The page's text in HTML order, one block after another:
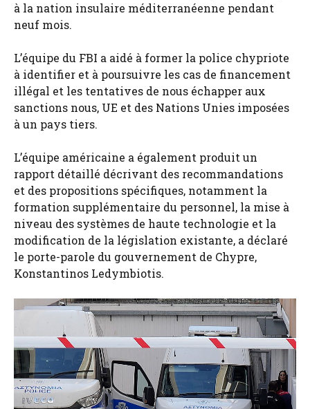
à la nation insulaire méditerranéenne pendant
neuf mois.
L’équipe du FBI a aidé à former la police chypriote
à identifier et à poursuivre les cas de financement
illégal et les tentatives de nous échapper aux
sanctions nous, UE et des Nations Unies imposées
à un pays tiers.
L’équipe américaine a également produit un
rapport détaillé décrivant des recommandations
et des propositions spécifiques, notamment la
formation supplémentaire du personnel, la mise à
niveau des systèmes de haute technologie et la
modification de la législation existante, a déclaré
le porte-parole du gouvernement de Chypre,
Konstantinos Ledymbiotis.